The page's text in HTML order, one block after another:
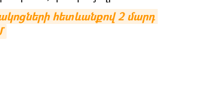
հետևանքով 2 մարդ